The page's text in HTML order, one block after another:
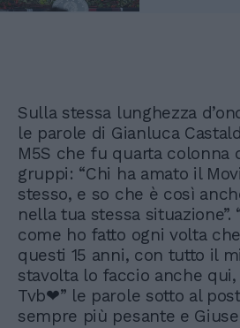
Sulla stessa lunghezza
le parole di Gianluca
M5S che fu quarta colonna
gruppi: “Chi ha amato il
stesso, e so che è così
nella tua stessa situazione”.
come ho fatto ogni volta
questi 15 anni, con tutto il
stavolta lo faccio anche
Tvb❤” le parole sotto al
sempre più pesante e